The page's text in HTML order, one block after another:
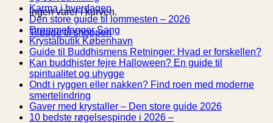
Ingen varer i kurven.
Tilbage til shoppen
kommentarer
til
Indre
ro:
10
effektive
metoder
til
mental
sundhed
Karma i hverdagenIngen
kommentarer
til
Karma
i
hverdagen
Den store guide til lommesten – 2026Ingen
Den
store
til
–
Drømmefanger Sang
kommentarer
til
Drømmefanger
Sang
Krystalbutik København
kommentarer
til
København
Guide til Buddhismens Retninger: Hvad er forskellen?
Kan buddhister fejre Halloween? En guide til
spiritualitet og uhyggeIngen
kommentarer
Kan
buddhister
Ondt i ryggen eller nakken? Find roen med moderne
smertelindring
kommentarer
til
Gaver med krystaller – Den store guide 2026Ingen
10 bedste røgelsespinde i 2026 –Ingen